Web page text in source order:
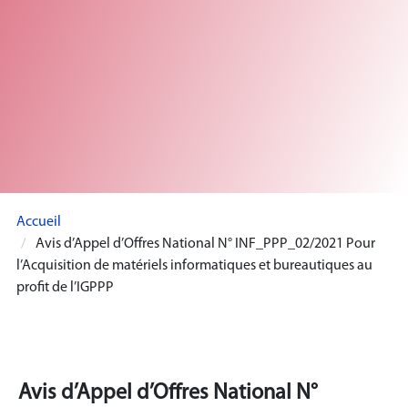
Accueil
Avis d’Appel d’Offres National N° INF_PPP_02/2021 Pour
l’Acquisition de matériels informatiques et bureautiques au
profit de l’IGPPP
Avis d’Appel d’Offres National N°